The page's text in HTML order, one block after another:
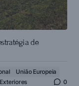
de
União Europeia
0